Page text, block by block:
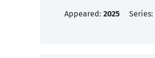
Appeared: 2025 Series: